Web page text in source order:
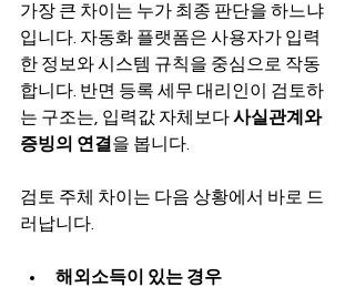
가장 큰 차이는 누가 최종 판단을 하느냐
입니다. 자동화 플랫폼은 사용자가 입력
한 정보와 시스템 규칙을 중심으로 작동
합니다. 반면 등록 세무 대리인이 검토하
는 구조는, 입력값 자체보다 사실관계와
증빙의 연결 을 봅니다.
검토 주체 차이는 다음 상황에서 바로 드
러납니다.
해외소득이 있는 경우